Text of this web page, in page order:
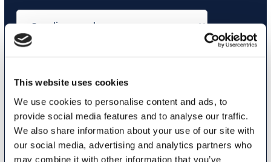
This website uses cookies
We use cookies to personalise content and ads, to
provide social media features and to analyse our traffic.
We also share information about your use of our site with
our social media, advertising and analytics partners who
may combine it with other information that you’ve
In quanto di età superiore ai 16 anni, dichiaro di acconsentire al
privacy.
Desidero ricevere comunicazioni commerciali e promozionali
relative ai prodotti e servizi a marchio MyES
** le sedi contrassegnate con * offrono sempre solo corsi online